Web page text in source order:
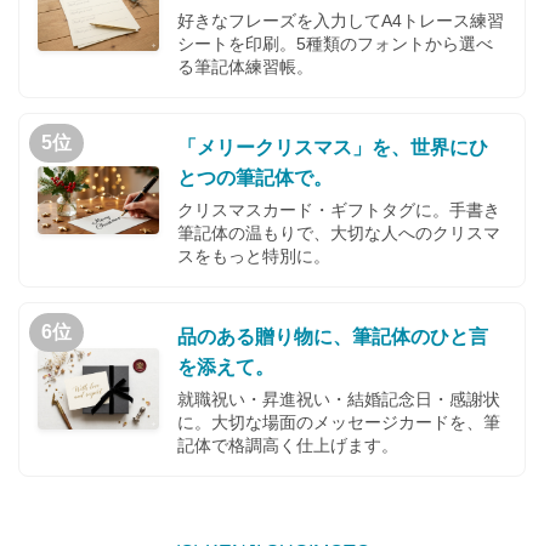
好きなフレーズを入力してA4トレース練習
シートを印刷。5種類のフォントから選べ
る筆記体練習帳。
5位
「メリークリスマス」を、世界にひ
とつの筆記体で。
クリスマスカード・ギフトタグに。手書き
筆記体の温もりで、大切な人へのクリスマ
スをもっと特別に。
6位
品のある贈り物に、筆記体のひと言
を添えて。
就職祝い・昇進祝い・結婚記念日・感謝状
に。大切な場面のメッセージカードを、筆
記体で格調高く仕上げます。